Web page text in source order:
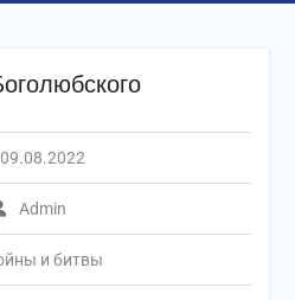
09.08.2022
Admin
и битвы